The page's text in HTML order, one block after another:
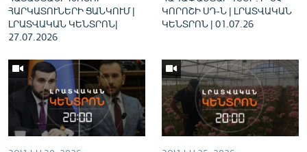
ՀԱՐԿԱՏՈՒՆԵՐԻ ՑԱՆԿՈՒՄ |
ԼՐԱՏՎԱԿԱՆ ԿԵՆՏՐՈՆ|
27.07.2026
ԿՈՐՈՇԻ ՍԴ-Ն | ԼՐԱՏՎԱԿԱՆ
ԿԵՆՏՐՈՆ | 01.07.26